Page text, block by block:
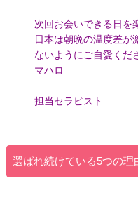
次回お会いできる日を
日本は朝晩の温度差が
ないようにご自愛くだ
マハロ
担当セラピスト
選ばれ続けている5つの理